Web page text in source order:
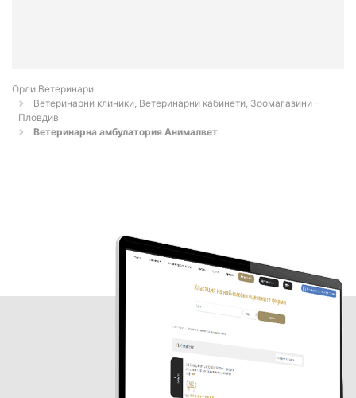
Орли Ветеринари
Ветеринарни клиники, Ветеринарни кабинети, Зоомагазини -
Пловдив
Ветеринарна амбулатория Анималвет